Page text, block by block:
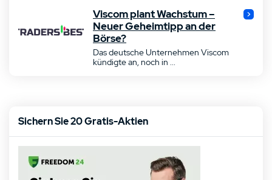
Viscom plant Wachstum –
Neuer Geheimtipp an der
Börse?
Das deutsche Unternehmen Viscom
kündigte an, noch in ...
Sichern Sie 20 Gratis-Aktien